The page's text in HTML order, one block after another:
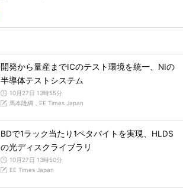
開発から量産までICのテスト環境を統一、NIの
半導体テストシステム
10月27日 13時55分
馬本隆綱，EE Times Japan
BDで1ラック当たり1ペタバイトを実現、HLDS
の光ディスクライブラリ
10月27日 13時50分
EE Times Japan